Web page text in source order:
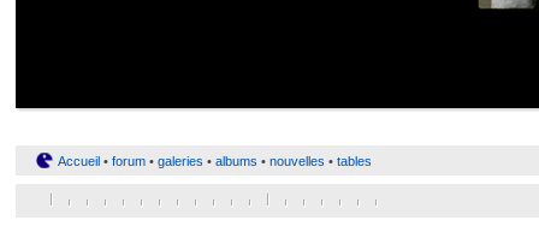
Accueil • forum • galeries • albums • nouvelles • tables